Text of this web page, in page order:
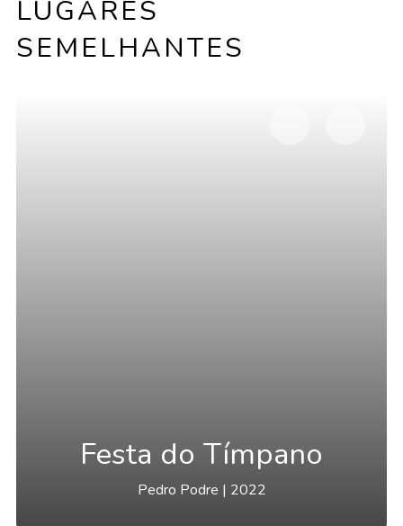
LUGARES
SEMELHANTES
Festa do Tímpano
Pedro Podre | 2022